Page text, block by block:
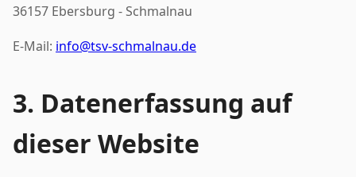
36157 Ebersburg - Schmalnau
E-Mail: info@tsv-schmalnau.de
3. Datenerfassung auf
dieser Website